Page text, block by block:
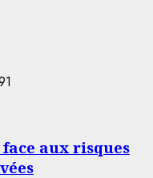
aux risques